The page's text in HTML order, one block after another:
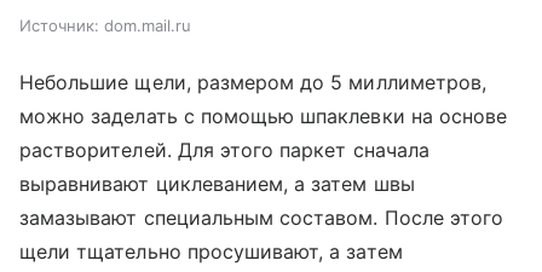
Источник: dom.mail.ru
Небольшие щели, размером до 5 миллиметров,
можно заделать с помощью шпаклевки на основе
растворителей. Для этого паркет сначала
выравнивают циклеванием, а затем швы
замазывают специальным составом. После этого
щели тщательно просушивают, а затем